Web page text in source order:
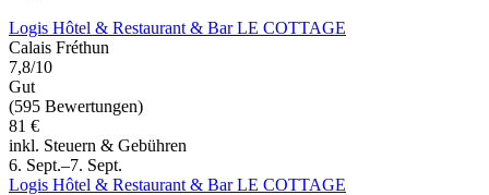
Logis Hôtel & Restaurant & Bar LE COTTAGE
Calais Fréthun
7,8/10
Gut
(595 Bewertungen)
81 €
inkl. Steuern & Gebühren
6. Sept.–7. Sept.
Logis Hôtel & Restaurant & Bar LE COTTAGE